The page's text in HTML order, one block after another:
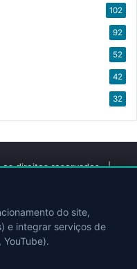
102
92
52
42
32
os direitos reservados. |
Site DoctoraliaEscavador
do site,
e integrar serviços de